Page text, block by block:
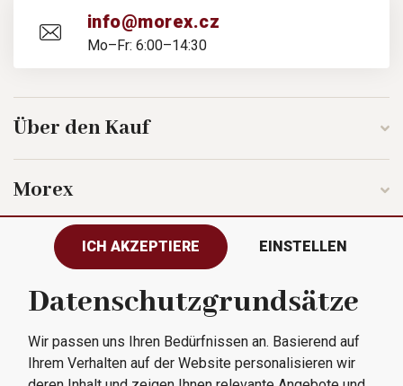
info@morex.cz
Mo–Fr: 6:00–14:30
Über den Kauf
Morex
Folgen Sie uns
Alle Rechte vorbehalten © 2023
Morex, spol. s r.o.
ICH AKZEPTIERE EINSTELLEN
Datenschutzgrundsätze
Wir passen uns Ihren Bedürfnissen an. Basierend auf
Ihrem Verhalten auf der Website personalisieren wir